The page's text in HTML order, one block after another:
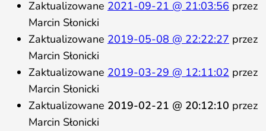
Zaktualizowane 2021-09-21 @ 21:03:56 przez
Marcin Słonicki
Zaktualizowane 2019-05-08 @ 22:22:27 przez
Marcin Słonicki
Zaktualizowane 2019-03-29 @ 12:11:02 przez
Marcin Słonicki
Zaktualizowane 2019-02-21 @ 20:12:10 przez
Marcin Słonicki